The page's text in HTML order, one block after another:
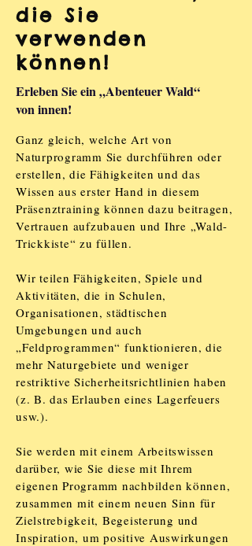
die Sie
verwenden
können!
Erleben Sie ein „Abenteuer Wald“
von innen!
Ganz gleich, welche Art von
Naturprogramm Sie durchführen oder
erstellen, die Fähigkeiten und das
Wissen aus erster Hand in diesem
Präsenztraining können dazu beitragen,
Vertrauen aufzubauen und Ihre „Wald-
Trickkiste“ zu füllen.
Wir teilen Fähigkeiten, Spiele und
Aktivitäten, die in Schulen,
Organisationen, städtischen
Umgebungen und auch
„Feldprogrammen“ funktionieren, die
mehr Naturgebiete und weniger
restriktive Sicherheitsrichtlinien haben
(z. B. das Erlauben eines Lagerfeuers
usw.).
Sie werden mit einem Arbeitswissen
darüber, wie Sie diese mit Ihrem
eigenen Programm nachbilden können,
zusammen mit einem neuen Sinn für
Zielstrebigkeit, Begeisterung und
Inspiration, um positive Auswirkungen